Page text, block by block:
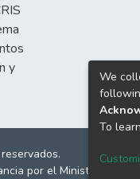
y
por el Ministerio de
We
To